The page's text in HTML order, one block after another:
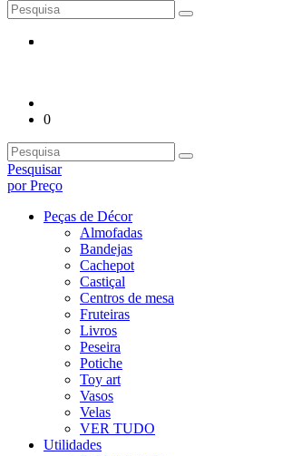
0
Pesquisar
por Preço
Peças de Décor
Almofadas
Bandejas
Cachepot
Castiçal
Centros de mesa
Fruteiras
Livros
Peseira
Potiche
Toy art
Vasos
Velas
VER TUDO
Utilidades